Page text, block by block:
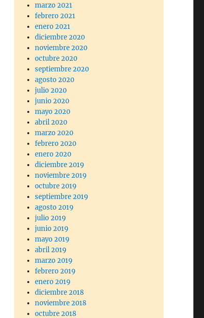
marzo 2021
febrero 2021
enero 2021
diciembre 2020
noviembre 2020
octubre 2020
septiembre 2020
agosto 2020
julio 2020
junio 2020
mayo 2020
abril 2020
marzo 2020
febrero 2020
enero 2020
diciembre 2019
noviembre 2019
octubre 2019
septiembre 2019
agosto 2019
julio 2019
junio 2019
mayo 2019
abril 2019
marzo 2019
febrero 2019
enero 2019
diciembre 2018
noviembre 2018
octubre 2018